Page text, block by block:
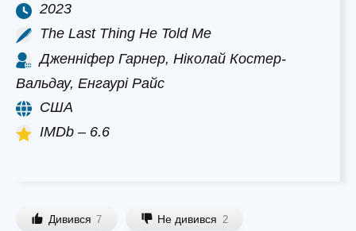
2023
The Last Thing He Told Me
Дженніфер Гарнер, Ніколай Костер-
Вальдау, Енгаурі Райс
США
IMDb – 6.6
Дивився 7 Не дивився 2